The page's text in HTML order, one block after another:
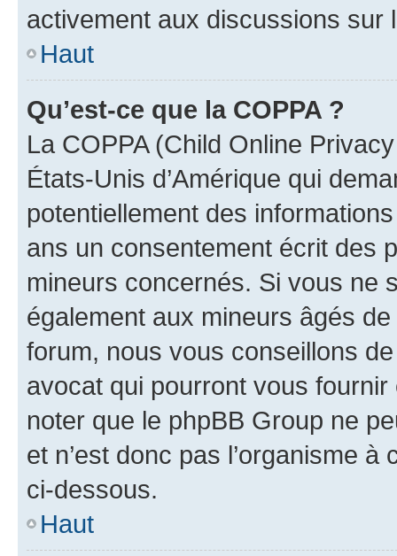
activement aux discussions sur
Haut
Qu’est-ce que la COPPA ?
La COPPA (Child Online
États-Unis d’Amérique qui
potentiellement des
ans un consentement écrit des
mineurs concernés. Si vous ne
également aux mineurs âgés
forum, nous vous conseillons
avocat qui pourront vous
noter que le phpBB Group ne
et n’est donc pas l’organisme
ci-dessous.
Haut